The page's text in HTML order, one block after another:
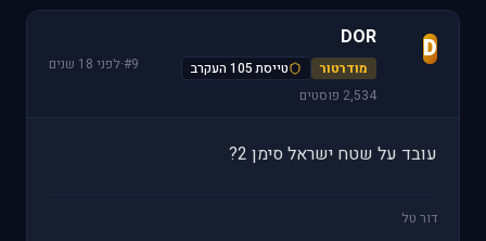
D
DOR
מודרטור
טייסת 105 העקרב
2,534 פוסטים
#9
·לפני 18 שנים
עובד על שטח ישראל סימן 2?
דור טל